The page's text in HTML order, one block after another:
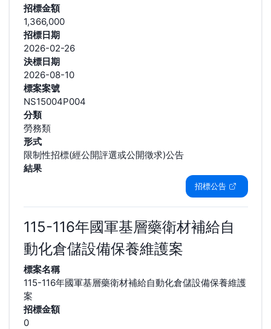
招標金額
1,366,000
招標日期
2026-02-26
決標日期
2026-08-10
標案案號
NS15004P004
分類
勞務類
形式
限制性招標(經公開評選或公開徵求)公告
結果
招標公告
115-116年國軍基層藥衛材補給自
動化倉儲設備保養維護案
標案名稱
115-116年國軍基層藥衛材補給自動化倉儲設備保養維護
案
招標金額
0